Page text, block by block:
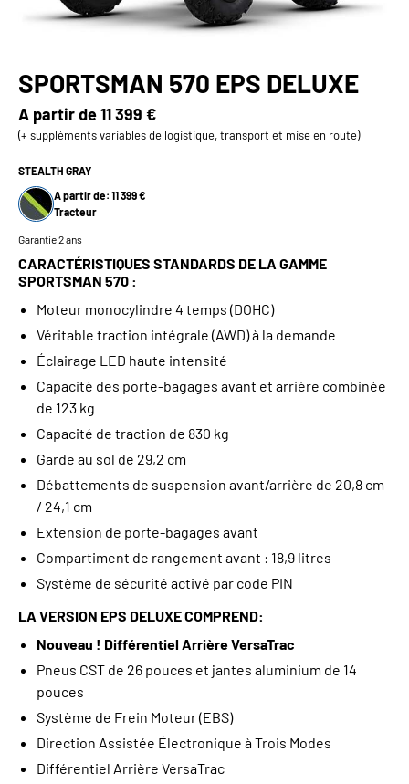
SPORTSMAN 570 EPS DELUXE
A partir de11 399 €
(+ suppléments variables de logistique, transport et mise en route)
STEALTH GRAY
A partir de: 11 399 €
Tracteur
Garantie 2 ans
CARACTÉRISTIQUES STANDARDS DE LA GAMME
SPORTSMAN 570 :
Moteur monocylindre 4 temps (DOHC)
Véritable traction intégrale (AWD) à la demande
Éclairage LED haute intensité
Capacité des porte-bagages avant et arrière combinée
de 123 kg
Capacité de traction de 830 kg
Garde au sol de 29,2 cm
Débattements de suspension avant/arrière de 20,8 cm
/ 24,1 cm
Extension de porte-bagages avant
Compartiment de rangement avant : 18,9 litres
Système de sécurité activé par code PIN
LA VERSION EPS DELUXE COMPREND:
Nouveau ! Différentiel Arrière VersaTrac
Pneus CST de 26 pouces et jantes aluminium de 14
pouces
Système de Frein Moteur (EBS)
Direction Assistée Électronique à Trois Modes
Différentiel Arrière VersaTrac